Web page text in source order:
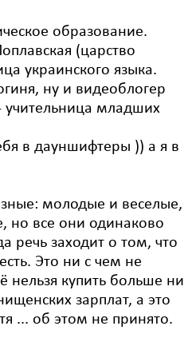
образование.
(царство
украинского языка.
ну и видеоблогер
учительница младших
в дауншифтеры )) а я в
молодые и веселые,
но все они одинаково
речь заходит о том, что
Это ни с чем не
нельзя купить больше ни
зарплат, а это
... об этом не принято.